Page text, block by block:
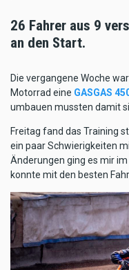
26 Fahrer aus 9
an den Start.
Die vergangene Woche
Motorrad eine GASGAS
umbauen mussten damit
Freitag fand das Training
ein paar Schwierigkeiten
Änderungen ging es mir
konnte mit den besten